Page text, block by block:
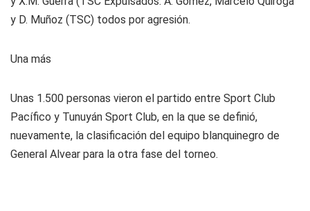
y D. Muñoz (TSC) todos por agresión.
Una más
Unas 1.500 personas vieron el partido entre Sport Club
Pacífico y Tunuyán Sport Club, en la que se definió,
nuevamente, la clasificación del equipo blanquinegro de
General Alvear para la otra fase del torneo.